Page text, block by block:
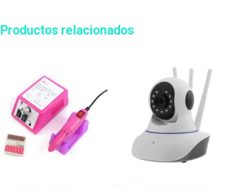
Productos relacionados